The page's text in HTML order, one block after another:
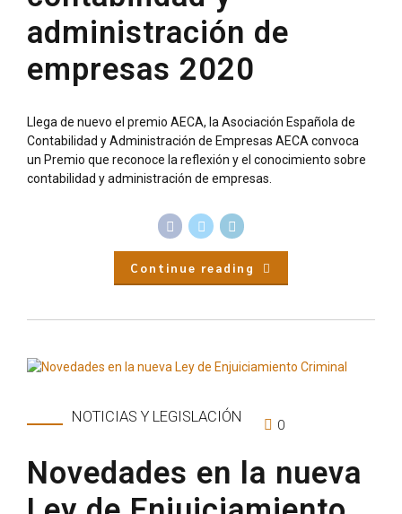
administración de
empresas 2020
Llega de nuevo el premio AECA, la Asociación Española de
Contabilidad y Administración de Empresas AECA convoca
un Premio que reconoce la reflexión y el conocimiento sobre
contabilidad y administración de empresas.
Continue reading
NOTICIAS Y LEGISLACIÓN 0
Novedades en la nueva